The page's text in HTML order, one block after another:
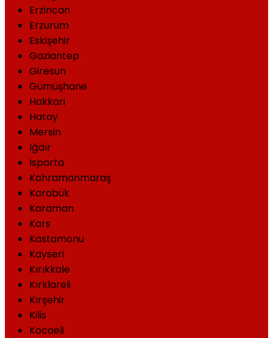
Erzincan
Erzurum
Eskişehir
Gaziantep
Giresun
Gümüşhane
Hakkari
Hatay
Mersin
Iğdır
Isparta
Kahramanmaraş
Karabük
Karaman
Kars
Kastamonu
Kayseri
Kırıkkale
Kırklareli
Kırşehir
Kilis
Kocaeli